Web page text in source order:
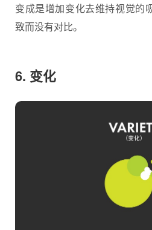
变成是增加变化去维持视觉的
致而没有对比。
6. 变化